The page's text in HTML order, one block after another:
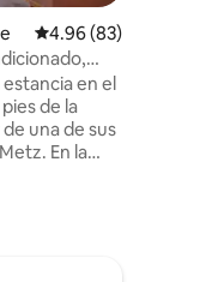
Calificación
4.96 (83)
estancia en el
de la
una de sus
En la
que ofrece